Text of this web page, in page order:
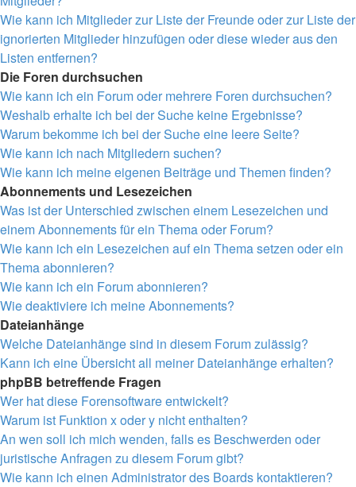
Wie kann ich Mitglieder zur Liste der Freunde oder zur Liste der
ignorierten Mitglieder hinzufügen oder diese wieder aus den
Listen entfernen?
Die Foren durchsuchen
Wie kann ich ein Forum oder mehrere Foren durchsuchen?
Weshalb erhalte ich bei der Suche keine Ergebnisse?
Warum bekomme ich bei der Suche eine leere Seite?
Wie kann ich nach Mitgliedern suchen?
Wie kann ich meine eigenen Beiträge und Themen finden?
Abonnements und Lesezeichen
Was ist der Unterschied zwischen einem Lesezeichen und
einem Abonnements für ein Thema oder Forum?
Wie kann ich ein Lesezeichen auf ein Thema setzen oder ein
Thema abonnieren?
Wie kann ich ein Forum abonnieren?
Wie deaktiviere ich meine Abonnements?
Dateianhänge
Welche Dateianhänge sind in diesem Forum zulässig?
Kann ich eine Übersicht all meiner Dateianhänge erhalten?
phpBB betreffende Fragen
Wer hat diese Forensoftware entwickelt?
Warum ist Funktion x oder y nicht enthalten?
An wen soll ich mich wenden, falls es Beschwerden oder
juristische Anfragen zu diesem Forum gibt?
Wie kann ich einen Administrator des Boards kontaktieren?